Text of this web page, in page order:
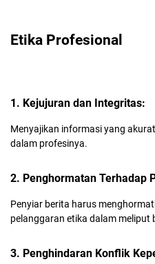
Etika Profesional
1. Kejujuran dan Integritas:
Menyajikan informasi yang
dalam profesinya.
2. Penghormatan Terhadap
Penyiar berita harus
pelanggaran etika dalam meliput
3. Penghindaran Konflik